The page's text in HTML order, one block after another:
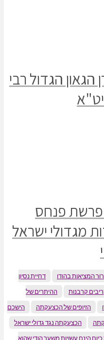
הגדול רבי
81 פרשת פנחס
ישראל
בהודו
דחיית נסיון
ההיתרים של
של הכצעקתה
הישכם
נגד גדולי ישראל
משער הודי שהוא